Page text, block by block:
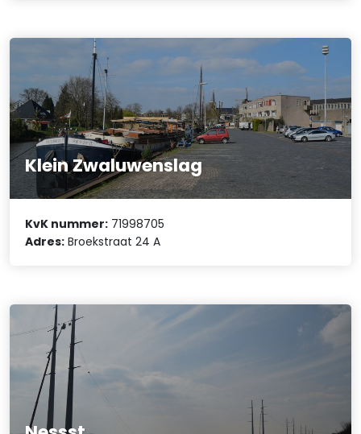
Klein Zwaluwenslag
KvK nummer: 71998705
Adres: Broekstraat 24 A